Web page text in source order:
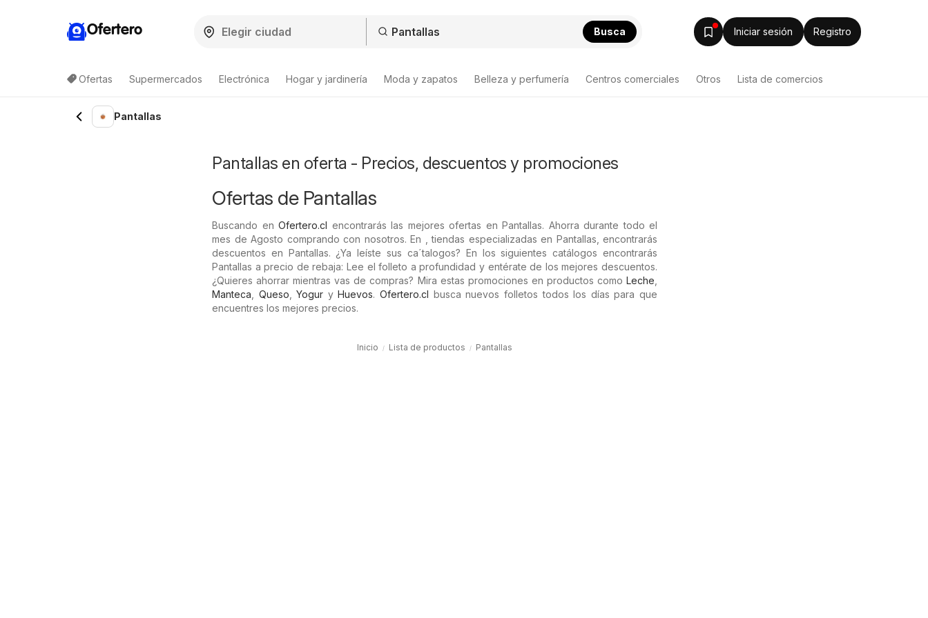
Ofertero Busca Iniciar sesión Registro
Ofertas Supermercados Electrónica Hogar y jardinería Moda y zapatos Belleza y perfumería Centros comerciales Otros Lista de comercios
Lista de productos
Pantallas
Pantallas en oferta - Precios, descuentos y promociones
Ofertas de Pantallas
Buscando en Ofertero.cl encontrarás las mejores ofertas en Pantallas. Ahorra durante todo el
mes de Agosto comprando con nosotros. En , tiendas especializadas en Pantallas, encontrarás
descuentos en Pantallas. ¿Ya leíste sus ca´talogos? En los siguientes catálogos encontrarás
Pantallas a precio de rebaja: Lee el folleto a profundidad y entérate de los mejores descuentos.
¿Quieres ahorrar mientras vas de compras? Mira estas promociones en productos como Leche
Manteca
Queso ,Yogur yHuevos.Ofertero.cl busca nuevos folletos todos los días para que
encuentres los mejores precios.
Inicio Lista de productos Pantallas